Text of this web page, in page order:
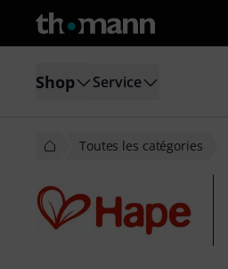
Shop Service
Toutes les catégories